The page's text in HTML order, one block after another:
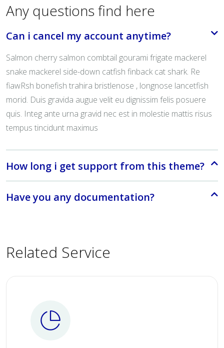
Any questions find here
Can i cancel my account anytime?
Salmon cherry salmon combtail gourami frigate mackerel
snake mackerel side-down catfish finback cat shark. Re
fiawRsh bonefish trahira bristlenose , longnose lancetfish
morid. Duis gravida augue velit eu dignissim felis posuere
quis. Integ ante urna gravid nec est in molestie mattis risus
tempus tincidunt maximus
How long i get support from this theme?
Have you any documentation?
Related Service